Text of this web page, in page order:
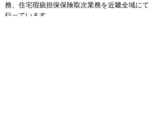
務、住宅瑕疵担保保険取次業務を近畿全域にて
行っています。